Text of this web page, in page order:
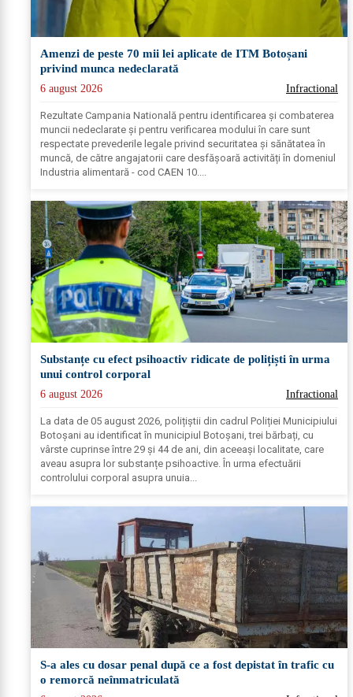
Amenzi de peste 70 mii lei aplicate de ITM Botoșani
privind munca nedeclarată
6 august 2026 Infractional
Rezultate Campania Natională pentru identificarea și combaterea
muncii nedeclarate și pentru verificarea modului în care sunt
respectate prevederile legale privind securitatea și sănătatea în
muncă, de către angajatorii care desfășoară activități în domeniul
Industria alimentară - cod CAEN 10....
Substanțe cu efect psihoactiv ridicate de polițiști în urma
unui control corporal
6 august 2026 Infractional
La data de 05 august 2026, polițiștii din cadrul Poliției Municipiului
Botoșani au identificat în municipiul Botoșani, trei bărbați, cu
vârste cuprinse între 29 și 44 de ani, din aceeași localitate, care
aveau asupra lor substanțe psihoactive. În urma efectuării
controlului corporal asupra unuia...
S-a ales cu dosar penal după ce a fost depistat în trafic cu
o remorcă neînmatriculată